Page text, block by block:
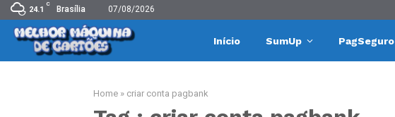
24.1
C
Brasília 07/08/2026
Início SumUp PagSeguro
Home » criar conta pagbank